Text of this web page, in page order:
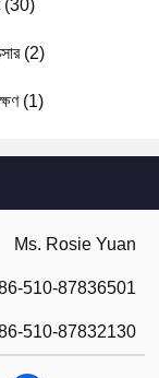
(30)
(2)
(1)
Ms. Rosie Yuan
510-87836501
510-87832130